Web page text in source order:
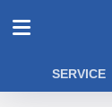
SERVICE